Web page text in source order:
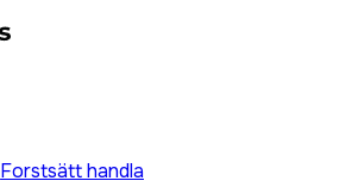
Forstsätt handla